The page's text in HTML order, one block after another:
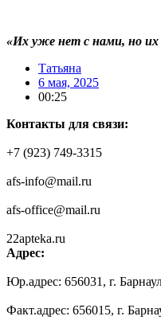
«Их уже нет с нами, но их
Татьяна
6 мая, 2025
00:25
Контакты для связи:
+7 (923) 749-3315
afs-info@mail.ru
afs-office@mail.ru
22apteka.ru
Адрес:
Юр.адрес: 656031, г.
Факт.адрес: 656015, г.